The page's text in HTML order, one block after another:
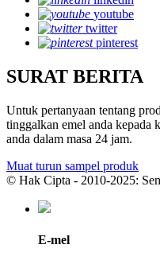
youtube
twitter
pinterest
SURAT BERITA
Untuk pertanyaan tentang
tinggalkan emel anda kepada
anda dalam masa 24 jam.
Muat turun sampel produk
© Hak Cipta - 2010-2025:
E-mel